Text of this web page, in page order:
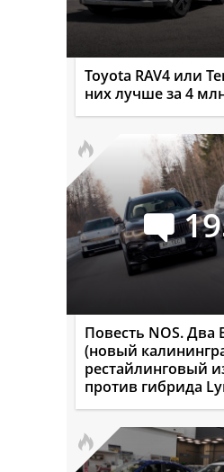
Toyota RAV4 или
них лучше за 4
Повесть NOS. Два
(новый
рестайлинговый
против гибрида